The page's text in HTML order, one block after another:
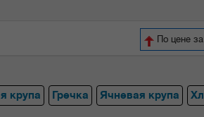
По цене
крупа Гречка Ячневая крупа